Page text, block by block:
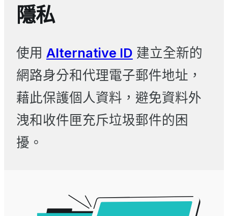
隱私
使用 Alternative ID 建立全新的
網路身分和代理電子郵件地址，
藉此保護個人資料，避免資料外
洩和收件匣充斥垃圾郵件的困
擾。